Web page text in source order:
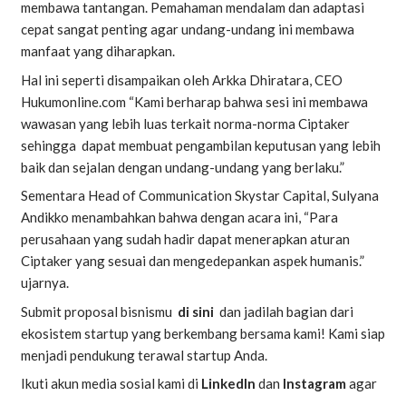
membawa tantangan. Pemahaman mendalam dan adaptasi
cepat sangat penting agar undang-undang ini membawa
manfaat yang diharapkan.
Hal ini seperti disampaikan oleh Arkka Dhiratara, CEO
Hukumonline.com “Kami berharap bahwa sesi ini membawa
wawasan yang lebih luas terkait norma-norma Ciptaker
sehingga dapat membuat pengambilan keputusan yang lebih
baik dan sejalan dengan undang-undang yang berlaku.”
Sementara Head of Communication Skystar Capital, Sulyana
Andikko menambahkan bahwa dengan acara ini, “Para
perusahaan yang sudah hadir dapat menerapkan aturan
Ciptaker yang sesuai dan mengedepankan aspek humanis.”
ujarnya.
Submit proposal bisnismu di sini dan jadilah bagian dari
ekosistem startup yang berkembang bersama kami! Kami siap
menjadi pendukung terawal startup Anda.
Ikuti akun media sosial kami di LinkedIn dan Instagram agar